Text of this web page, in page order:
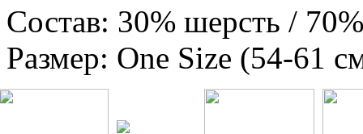
Состав: 30% шерсть /
Размер: One Size (54-61